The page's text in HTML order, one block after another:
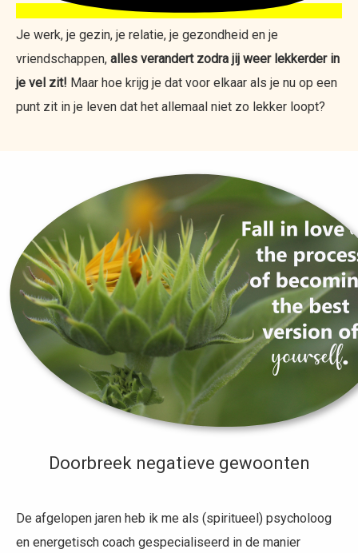
Je werk, je gezin, je relatie, je gezondheid en je
vriendschappen, alles verandert zodra jij weer lekkerder in
je vel zit! Maar hoe krijg je dat voor elkaar als je nu op een
punt zit in je leven dat het allemaal niet zo lekker loopt?
Doorbreek negatieve gewoonten
De afgelopen jaren heb ik me als (spiritueel) psycholoog
en energetisch coach gespecialiseerd in de manier